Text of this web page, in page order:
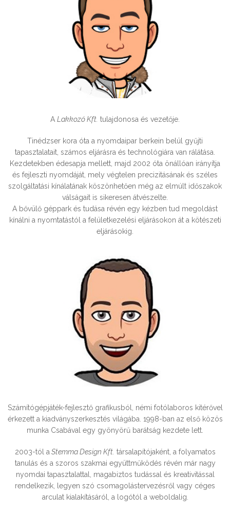
Máttyás Csaba
Lakkozó Kft.
A Lakkozó Kft. tulajdonosa és vezetője.
Tinédzser kora óta a nyomdaipar berkein belül gyűjti
tapasztalatait, számos eljárásra és technológiára van rálátása.
Kezdetekben édesapja mellett, majd 2002 óta önállóan irányítja
és fejleszti nyomdáját, mely végtelen precizitásának és széles
szolgáltatási kínálatának köszönhetően még az elmúlt időszakok
válságait is sikeresen átvészelte.
A bővülő géppark és tudása révén egy kézben tud megoldást
kínálni a nyomtatástól a felületkezelési eljárásokon át a kötészeti
eljárásokig.
Palkó Gábor
Stemma Design Kft.
Számítógépjáték-fejlesztő grafikusból, némi fotólaboros kitérővel
érkezett a kiadványszerkesztés világába. 1998-ban az első közös
munka Csabával egy gyönyörű barátság kezdete lett.
2003-tól a Stemma Design Kft. társalapítójaként, a folyamatos
tanulás és a szoros szakmai együttműködés révén már nagy
nyomdai tapasztalattal, magabiztos tudással és kreativitással
rendelkezik, legyen szó csomagolástervezésről vagy céges
arculat kialakításáról, a logótól a weboldalig.